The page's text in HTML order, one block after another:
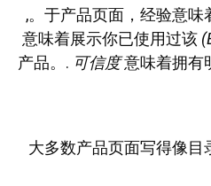
于产品页面，经验意味
意味着展示你已使用过该
产品。. 可信度意味着拥有
大多数产品页面写得像目